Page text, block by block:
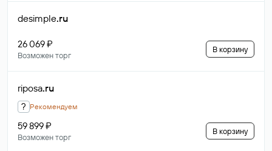
desimple.ru
26 069 ₽
Возможен торг
В корзину
riposa.ru
? Рекомендуем
59 899 ₽
Возможен торг
В корзину